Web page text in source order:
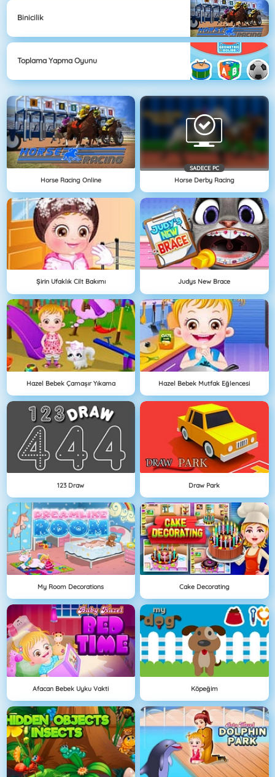
Binicilik
Toplama Yapma Oyunu
Horse Racing Online
SADECE PC
Horse Derby Racing
Şirin Ufaklık Cilt Bakımı Judys New Brace
Hazel Bebek Çamaşır Yıkama Hazel Bebek Mutfak Eğlencesi
123 Draw Draw Park
My Room Decorations Cake Decorating
Afacan Bebek Uyku Vakti Köpeğim